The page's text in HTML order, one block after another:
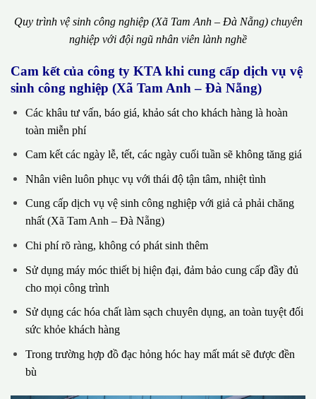
Quy trình vệ sinh công nghiệp (Xã Tam Anh – Đà Nẵng) chuyên
nghiệp với đội ngũ nhân viên lành nghề
Cam kết của công ty KTA khi cung cấp dịch vụ vệ
sinh công nghiệp (Xã Tam Anh – Đà Nẵng)
Các khâu tư vấn, báo giá, khảo sát cho khách hàng là hoàn
toàn miễn phí
Cam kết các ngày lễ, tết, các ngày cuối tuần sẽ không tăng giá
Nhân viên luôn phục vụ với thái độ tận tâm, nhiệt tình
Cung cấp dịch vụ vệ sinh công nghiệp với giả cả phải chăng
nhất (Xã Tam Anh – Đà Nẵng)
Chi phí rõ ràng, không có phát sinh thêm
Sử dụng máy móc thiết bị hiện đại, đảm bảo cung cấp đầy đủ
cho mọi công trình
Sử dụng các hóa chất làm sạch chuyên dụng, an toàn tuyệt đối
sức khỏe khách hàng
Trong trường hợp đồ đạc hỏng hóc hay mất mát sẽ được đền
bù